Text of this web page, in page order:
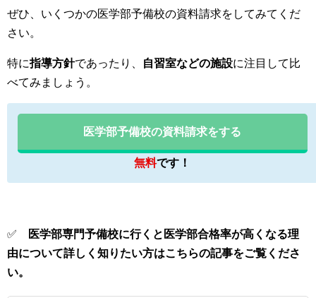
ぜひ、いくつかの医学部予備校の資料請求をしてみてくだ
さい。
特に指導方針であったり、 自習室などの施設に注目して比
べてみましょう。
医学部予備校の資料請求をする
無料です！
✅
医学部専門予備校に行くと医学部合格率が高くなる理
由について詳しく知りたい方はこちらの記事をご覧くださ
い。